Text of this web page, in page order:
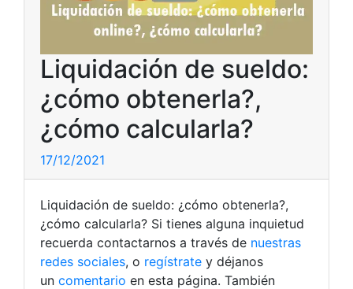
Liquidación de sueldo:
¿cómo obtenerla?,
¿cómo calcularla?
17/12/2021
Liquidación de sueldo: ¿cómo obtenerla?,
¿cómo calcularla? Si tienes alguna inquietud
recuerda contactarnos a través de nuestras
redes sociales, o regístrate y déjanos
un comentario en esta página. También